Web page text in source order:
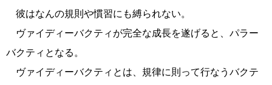
彼はなんの規則や慣習にも縛られない。
ヴァイディーバクティが完全な成長を遂げると、パラー
バクティとなる。
ヴァイディーバクティとは、規律に則って行なうバクテ